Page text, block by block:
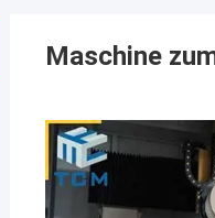
Maschine